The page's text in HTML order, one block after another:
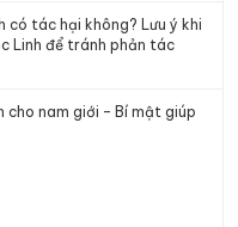
có tác hại không? Lưu ý khi
Linh để tránh phản tác
cho nam giới – Bí mật giúp